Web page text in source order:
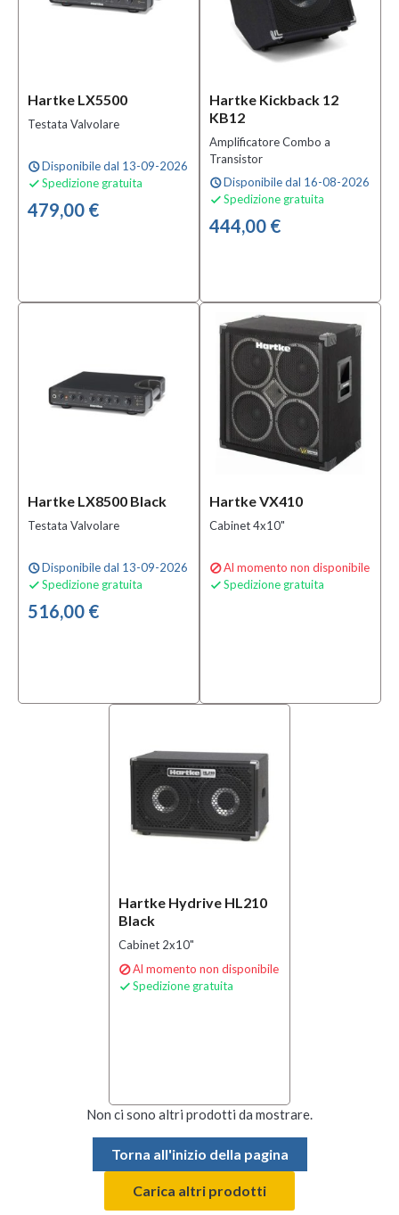
Hartke LX5500
Testata Valvolare
scheduleDisponibile dal 13-09-2026
 Spedizione gratuita
479,00 €
Hartke Kickback 12
KB12
Amplificatore Combo a
Transistor
scheduleDisponibile dal 16-08-2026
 Spedizione gratuita
444,00 €
Hartke LX8500 Black
Testata Valvolare
scheduleDisponibile dal 13-09-2026
 Spedizione gratuita
516,00 €
Hartke VX410
Cabinet 4x10"
Al momento non disponibile
 Spedizione gratuita
Hartke Hydrive HL210
Black
Cabinet 2x10"
Al momento non disponibile
 Spedizione gratuita
Non ci sono altri prodotti da mostrare.
Torna all'inizio della pagina
Carica altri prodotti